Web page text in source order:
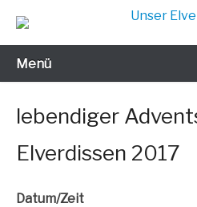
Inhalt
wechseln
Unser
Menü
lebendiger
Elverdissen 2017
Datum/Zeit